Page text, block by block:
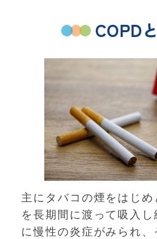
COPD
主にタバコの煙をはじ
を長期間に渡って吸入
に慢性の炎症がみられ